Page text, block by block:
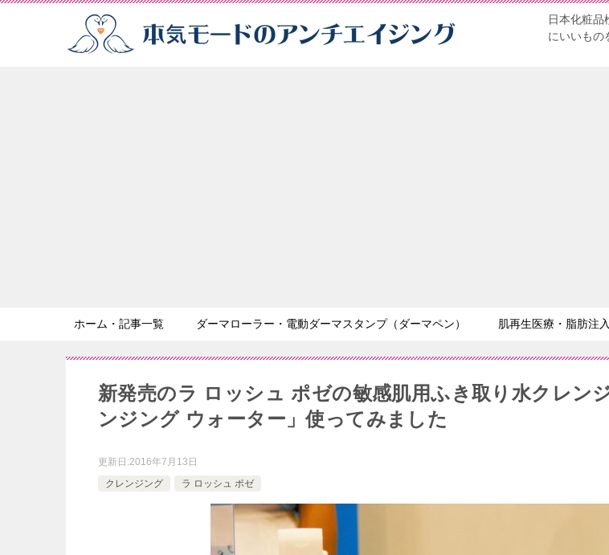
日本化粧品
にいいもの
ホーム・記事一覧 ダーマローラー・電動ダーマスタンプ（ダーマペン） 肌再生医療・脂肪注入
新発売のラ ロッシュ ポゼの敏感肌用ふき取り水クレン
ンジング ウォーター」使ってみました
更新日:2016年7月13日
クレンジング
ラ ロッシュ ポゼ